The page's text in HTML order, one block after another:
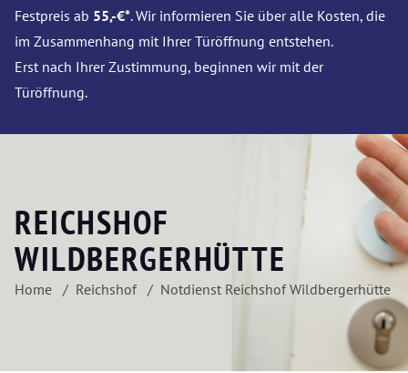
Festpreis ab 55,-€*. Wir informieren Sie über alle Kosten, die
im Zusammenhang mit Ihrer Türöffnung entstehen.
Erst nach Ihrer Zustimmung, beginnen wir mit der
Türöffnung.
REICHSHOF
WILDBERGERHÜTTE
Home Reichshof Notdienst Reichshof Wildbergerhütte